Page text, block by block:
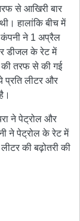
से आखिरी बार
हालांकि बीच में
ने 1 अप्रैल
डीजल के रेट में
की तरफ से की गई
प्रति लीटर और
ने पेट्रोल और
ने पेट्रोल के रेट में
की बढ़ोतरी की